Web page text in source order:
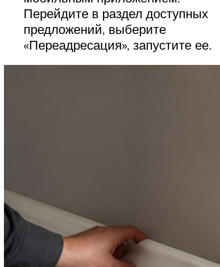
Перейдите в раздел доступных
предложений, выберите
«Переадресация», запустите ее.